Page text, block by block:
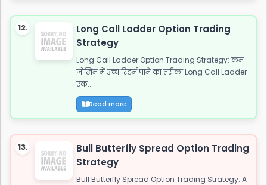
12.
Long Call Ladder Option Trading
Strategy
Long Call Ladder Option Trading Strategy: कम
जोखिम में उच्च रिटर्न पाने का तरीका Long Call Ladder
एक...
Read more
13.
Bull Butterfly Spread Option Trading
Strategy
Bull Butterfly Spread Option Trading Strategy: A